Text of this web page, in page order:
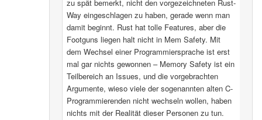
zu spät bemerkt, nicht den vorgezeichneten Rust-
Way eingeschlagen zu haben, gerade wenn man
damit beginnt. Rust hat tolle Features, aber die
Footguns liegen halt nicht in Mem Safety. Mit
dem Wechsel einer Programmiersprache ist erst
mal gar nichts gewonnen – Memory Safety ist ein
Teilbereich an Issues, und die vorgebrachten
Argumente, wieso viele der sogenannten alten C-
Programmierenden nicht wechseln wollen, haben
nichts mit der Realität dieser Personen zu tun.